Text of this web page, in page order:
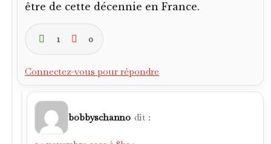
être de cette décennie en France.
1 0
Connectez-vous pour répondre
bobbyschanno dit :